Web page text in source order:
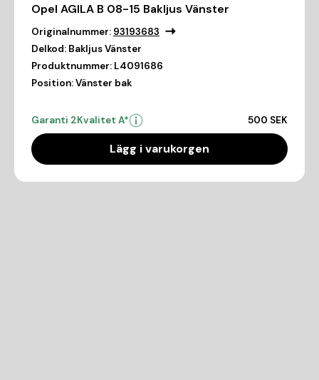
Opel AGILA B 08-15 Bakljus Vänster
Originalnummer: 93193683
Delkod: Bakljus Vänster
Produktnummer: L4091686
Position:Vänster bak
Garanti 2Kvalitet A* 500 SEK
Lägg i varukorgen